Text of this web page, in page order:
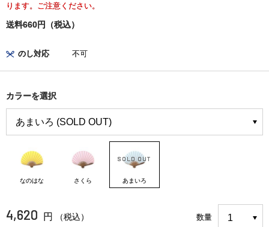
ります。ご注意ください。
送料660円（税込）
のし対応 不可
カラーを選択
なのはな さくら あまいろ
4,620 円 （税込） 数量